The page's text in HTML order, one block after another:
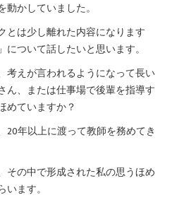
かしていました。
とは少し離れた内容になります
ついて話したいと思います。
考えが言われるようになって長い
ん、または仕事場で後輩を指導す
めていますか？
20年以上に渡って教師を務めてき
その中で形成された私の思うほめ
ます。